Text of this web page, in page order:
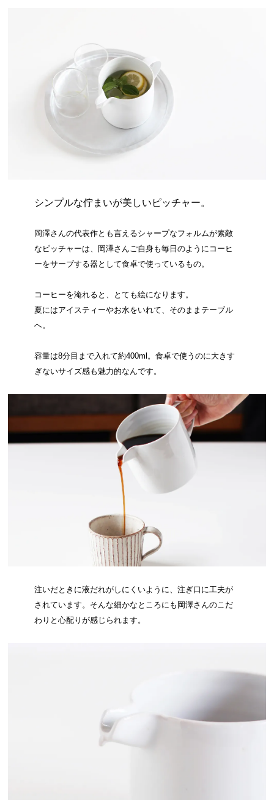
シンプルな佇まいが美しいピッチャー。
岡澤さんの代表作とも言えるシャープなフォルムが素敵
なピッチャーは、岡澤さんご自身も毎日のようにコーヒ
ーをサーブする器として食卓で使っているもの。
コーヒーを淹れると、とても絵になります。
夏にはアイスティーやお水をいれて、そのままテーブル
へ。
容量は8分目まで入れて約400ml。食卓で使うのに大きす
ぎないサイズ感も魅力的なんです。
注いだときに液だれがしにくいように、注ぎ口に工夫が
されています。そんな細かなところにも岡澤さんのこだ
わりと心配りが感じられます。